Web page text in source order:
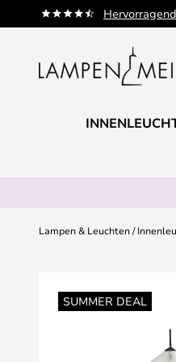
Zum
Inhalt
Lampen & Leuchten
SUMMER DEAL
Ende